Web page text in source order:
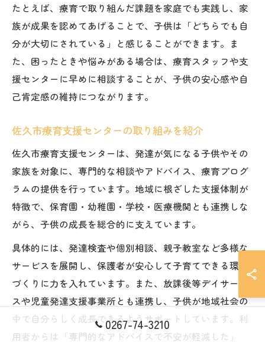
たとえば、療育で取り組んだ課題を家庭でも実践し、家
族が成果を認めてあげることで、子供は「どちらでも自
分が大切にされている」と感じることができます。ま
た、困ったときや悩みがある場合は、療育スタッフや支
援センターに早めに相談することが、子供の安心感や自
己肯定感の維持につながります。
佐久市療育支援センターの取り組みを紹介
佐久市療育支援センターは、発達が気になる子供やその
家族を対象に、専門的な相談やアドバイス、療育プログ
ラムの提供を行っています。地域に根ざした支援体制が
特徴で、保育園・幼稚園・学校・医療機関とも連携しな
がら、子供の成長を総合的に支えています。
具体的には、発達検査や個別相談、親子教室など多様な
サービスを展開し、保護者が安心して子育てできる環境
づくりに力を入れています。また、放課後等デイサービ
スや児童発達支援事業所とも連携し、子供が地域社会の
中で自分らしく成長できるようサポートしています。利
用者からは「専門的なアドバイスで不安が軽減した」
0267-74-3210